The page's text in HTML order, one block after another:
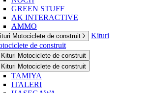
GREEN STUFF
AK INTERACTIVE
AMMO
Motociclete de construit
Kituri
de construit
Kituri Motociclete de construit
Kituri Motociclete de construit
TAMIYA
ITALERI